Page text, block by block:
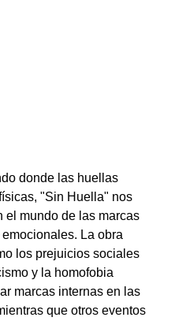
donde las huellas
"Sin Huella" nos
el mundo de las marcas
La obra
los prejuicios sociales
y la homofobia
marcas internas en las
que otros eventos